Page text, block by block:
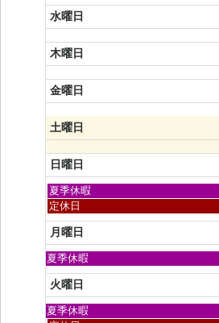
水曜日
木曜日
金曜日
土曜日
日曜日
日
曜
日,
8
月
9th
2026
夏季休暇
日
曜
日,
8
月
2026
定休日
月曜日
日
曜
日,
8
月
夏季休暇
火曜日
日
夏季休暇